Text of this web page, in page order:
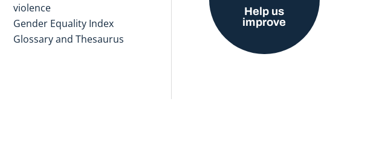
violence
Gender Equality Index
Glossary and Thesaurus
Help us
improve